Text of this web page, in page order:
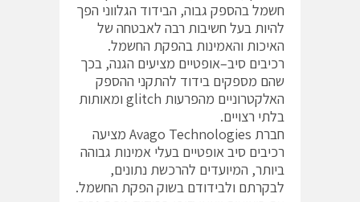
חשמל בהספק גבוה, הבידוד הגלווני הפך
להיות בעל חשיבות רבה לאבטחה של
האיכות והאמינות בהפקת החשמל.
רכיבים סיב–אופטיים מציעים הגנה, בכך
שהם מספקים בידוד להתקני ההספק
האלקטרוניים מהפרעות glitch ומאותות
בלתי רצויים.
חברת Avago Technologies מציעה
רכיבים סיב אופטיים בעלי אמינות גבוהה
ביותר, המיועדים להרכשת נתונים,
לבקרתם ולבידודם בשוק הפקת החשמל.